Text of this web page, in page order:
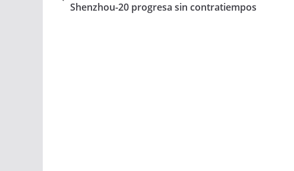
Shenzhou-20 progresa sin contratiempos